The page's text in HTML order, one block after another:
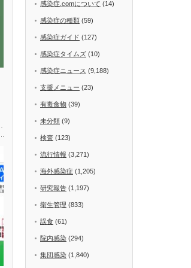
感染症.comについて (14)
感染症の種類 (59)
感染症ガイド (127)
感染症タイムズ (10)
感染症ニュース (9,188)
支援メニュー (23)
有毒食物 (39)
未分類 (9)
検査 (123)
流行情報 (3,271)
海外感染症 (1,205)
研究報告 (1,197)
衛生管理 (833)
誤食 (61)
院内感染 (294)
集団感染 (1,840)